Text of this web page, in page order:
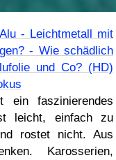
- Leichtmetall mit
- Wie schädlich
und Co? (HD)
ein faszinierendes
leicht, einfach zu
rostet nicht. Aus
Karosserien,